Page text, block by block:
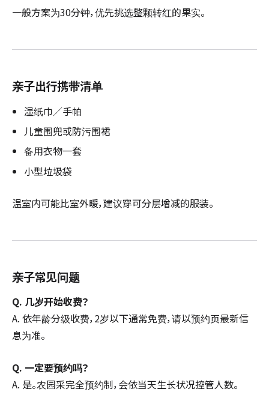
一般方案为30分钟，优先挑选整颗转红的果实。
亲子出行携带清单
湿纸巾／手帕
儿童围兜或防污围裙
备用衣物一套
小型垃圾袋
温室内可能比室外暖，建议穿可分层增减的服装。
亲子常见问题
Q. 几岁开始收费？
A. 依年龄分级收费，2岁以下通常免费，请以预约页最新信
息为准。
Q. 一定要预约吗？
A. 是。农园采完全预约制，会依当天生长状况控管人数。